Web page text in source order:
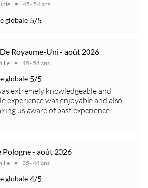
45 - 54 ans
globale 5/5
De Royaume-Uni - août 2026
45 - 54 ans
globale 5/5
extremely knowledgeable and
experience was enjoyable and also
us aware of past experience ...
Pologne - août 2026
35 - 44 ans
globale 4/5